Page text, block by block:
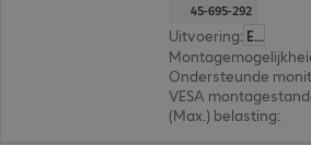
45-695-292
Uitvoering: Europa
Ondersteunde
VESA
(Max.) belasting: